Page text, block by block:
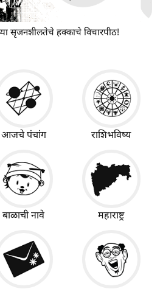
सृजनशीलतेचे हक्काचे विचारपीठ!
आजचे पंचांग राशिभविष्य
बाळाची नावे महाराष्ट्र